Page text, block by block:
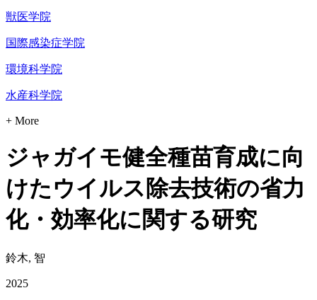
獣医学院
国際感染症学院
環境科学院
水産科学院
+ More
ジャガイモ健全種苗育成に向
けたウイルス除去技術の省力
化・効率化に関する研究
鈴木, 智
2025